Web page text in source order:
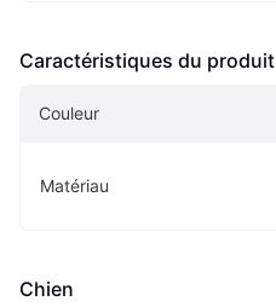
Caractéristiques du produit
Couleur
Matériau
Chien